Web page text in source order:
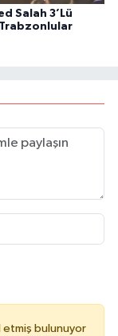
Salah 3’Lü
etmiş bulunuyor